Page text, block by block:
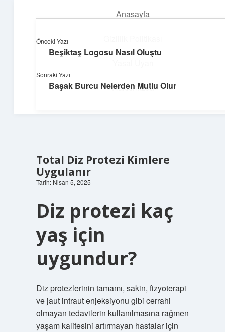
Anasayfa
Hakkımızda
Huzurlu Yaşam Tüyoları
Hayatına ferahlık katan öneriler!
Total Diz Protezi Kimlere
Uygulanır
Tarih: Nisan 5, 2025
Diz protezi kaç
yaş için
uygundur?
Diz protezlerinin tamamı, sakin, fizyoterapi
ve jaut intraut enjeksiyonu gibi cerrahi
olmayan tedavilerin kullanılmasına rağmen
yaşam kalitesini artırmayan hastalar için
Önceki Yazı
Beşiktaş Logosu Nasıl Oluştu
Sonraki Yazı
Başak Burcu Nelerden Mutlu Olur